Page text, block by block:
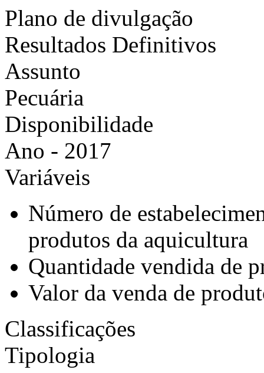
Plano de divulgação
Resultados Definitivos
Assunto
Pecuária
Disponibilidade
Ano - 2017
Variáveis
Número de
produtos da aquicultura
Quantidade vendida de
Valor da venda de
Classificações
Tipologia